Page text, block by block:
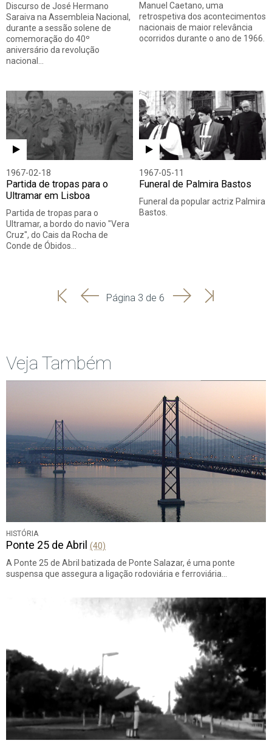
Discurso de José Hermano
Saraiva na Assembleia Nacional,
durante a sessão solene de
comemoração do 40º
aniversário da revolução
nacional…
Manuel Caetano, uma
retrospetiva dos acontecimentos
nacionais de maior relevância
ocorridos durante o ano de 1966.
1967-02-18
Partida de tropas para o
Ultramar em Lisboa
Partida de tropas para o
Ultramar, a bordo do navio "Vera
Cruz", do Cais da Rocha de
Conde de Óbidos…
1967-05-11
Funeral de Palmira Bastos
Funeral da popular actriz Palmira
Bastos.
'
'
Página 3 de 6 SeguinteÚltima
Veja Também
HISTÓRIA
Ponte 25 de Abril (40)
A Ponte 25 de Abril batizada de Ponte Salazar, é uma ponte
suspensa que assegura a ligação rodoviária e ferroviária…